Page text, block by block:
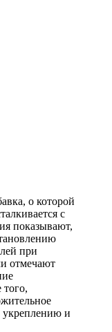
о которой
с
показывают,
при
отмечают
укреплению и